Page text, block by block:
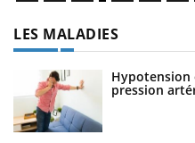
LES MALADIES
pression